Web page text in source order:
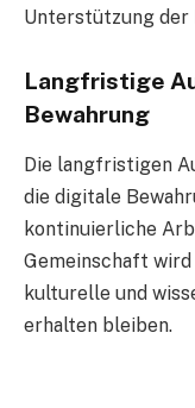
Unterstützung der
Langfristige
Bewahrung
Die langfristigen
die digitale
kontinuierliche
Gemeinschaft
kulturelle und
erhalten bleiben.